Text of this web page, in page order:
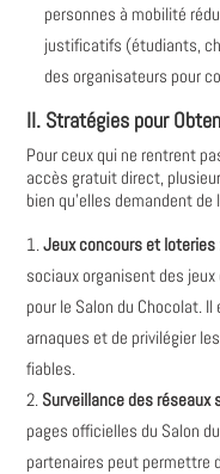
personnes à mobilité
justificatifs (étudiants,
des organisateurs pour
II. Stratégies pour
Pour ceux qui ne rentrent
accès gratuit direct,
bien qu'elles demandent
Jeux concours et loteries
sociaux organisent des
pour le Salon du Chocolat.
arnaques et de privilégier
fiables.
Surveillance des
pages officielles du Salon
partenaires peut permettre